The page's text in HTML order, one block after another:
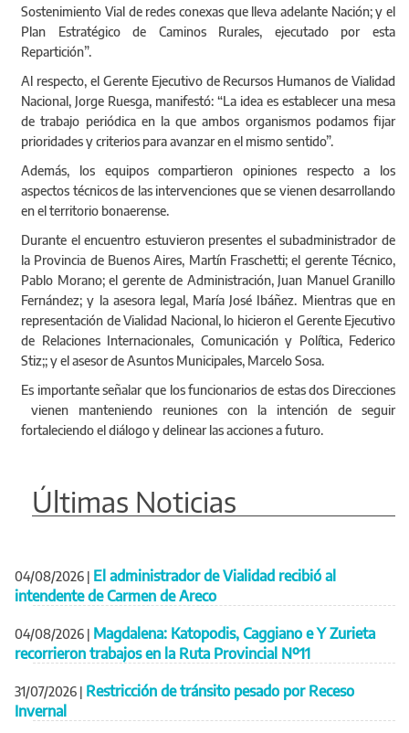
Sostenimiento Vial de redes conexas que lleva adelante Nación; y el
Plan Estratégico de Caminos Rurales, ejecutado por esta
Repartición”.
Al respecto, el Gerente Ejecutivo de Recursos Humanos de Vialidad
Nacional, Jorge Ruesga, manifestó: “La idea es establecer una mesa
de trabajo periódica en la que ambos organismos podamos fijar
prioridades y criterios para avanzar en el mismo sentido”.
Además, los equipos compartieron opiniones respecto a los
aspectos técnicos de las intervenciones que se vienen desarrollando
en el territorio bonaerense.
Durante el encuentro estuvieron presentes el subadministrador de
la Provincia de Buenos Aires, Martín Fraschetti; el gerente Técnico,
Pablo Morano; el gerente de Administración, Juan Manuel Granillo
Fernández; y la asesora legal, María José Ibáñez. Mientras que en
representación de Vialidad Nacional, lo hicieron el Gerente Ejecutivo
de Relaciones Internacionales, Comunicación y Política, Federico
Stiz;; y el asesor de Asuntos Municipales, Marcelo Sosa.
Es importante señalar que los funcionarios de estas dos Direcciones
vienen manteniendo reuniones con la intención de seguir
fortaleciendo el diálogo y delinear las acciones a futuro.
Últimas Noticias
04/08/2026 | El administrador de Vialidad recibió al
intendente de Carmen de Areco
04/08/2026 | Magdalena: Katopodis, Caggiano e Y Zurieta
recorrieron trabajos en la Ruta Provincial Nº11
31/07/2026 | Restricción de tránsito pesado por Receso
Invernal